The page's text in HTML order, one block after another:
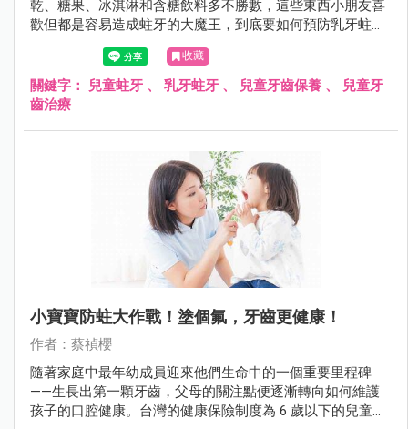
乾、糖果、冰淇淋和含糖飲料多不勝數，這些東西小朋友喜
歡但都是容易造成蛀牙的大魔王，到底要如何預防乳牙蛀
牙，若是蛀牙了怎麼治療呢？
收藏
關鍵字： 兒童蛀牙 、 乳牙蛀牙 、 兒童牙齒保養 、
兒童牙
齒治療
小寶寶防蛀大作戰！塗個氟，牙齒更健康！
作者：蔡禎櫻
隨著家庭中最年幼成員迎來他們生命中的一個重要里程碑
——生長出第一顆牙齒，父母的關注點便逐漸轉向如何維護
孩子的口腔健康。台灣的健康保險制度為 6 歲以下的兒童提